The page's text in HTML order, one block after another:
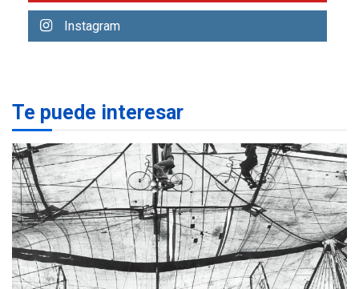
2
Margarita será sede de
para aprender a atender
adultos mayores
3
REGIONALES ÚLTIMA HORA
Mariño fortalece capacidad
operativa con flota
vehicular de 60 unidades
adquiridas en un año de
gestión
Instagram
Te puede interesar